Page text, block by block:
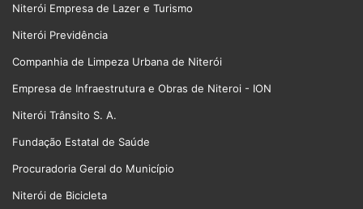
Niterói Empresa de Lazer e Turismo
Niterói Previdência
Companhia de Limpeza Urbana de Niterói
Empresa de Infraestrutura e Obras de Niteroi - ION
Niterói Trânsito S. A.
Fundação Estatal de Saúde
Procuradoria Geral do Município
Niterói de Bicicleta